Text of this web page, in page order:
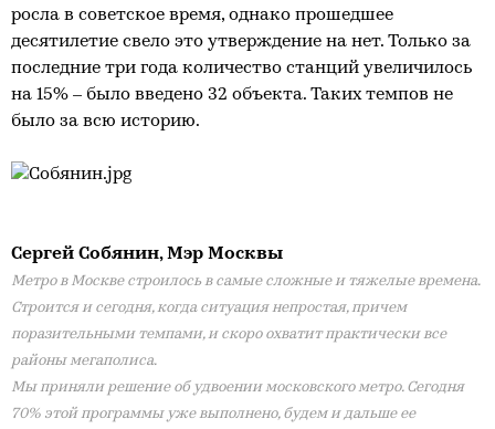
росла в советское время, однако прошедшее
десятилетие свело это утверждение на нет. Только за
последние три года количество станций увеличилось
на 15% – было введено 32 объекта. Таких темпов не
было за всю историю.
Сергей Собянин, Мэр Москвы
Метро в Москве строилось в самые сложные и тяжелые времена.
Строится и сегодня, когда ситуация непростая, причем
поразительными темпами, и скоро охватит практически все
районы мегаполиса.
Мы приняли решение об удвоении московского метро. Сегодня
70% этой программы уже выполнено, будем и дальше ее